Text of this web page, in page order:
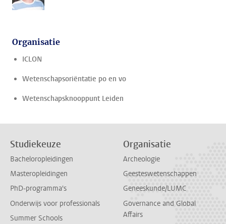
Organisatie
ICLON
Wetenschapsoriëntatie po en vo
Wetenschapsknooppunt Leiden
Studiekeuze
Bacheloropleidingen
Masteropleidingen
PhD-programma's
Onderwijs voor professionals
Summer Schools
Organisatie
Archeologie
Geesteswetenschappen
Geneeskunde/LUMC
Governance and Global
Affairs